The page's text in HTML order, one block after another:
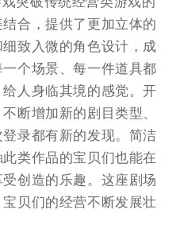
合，提供了更加立体的
致入微的角色设计，成
个场景、每一件道具都
人身临其境的感觉。开
断增加新的剧目类型、
录都有新的发现。简洁
类作品的宝贝们也能在
创造的乐趣。这座剧场
贝们的经营不断发展壮